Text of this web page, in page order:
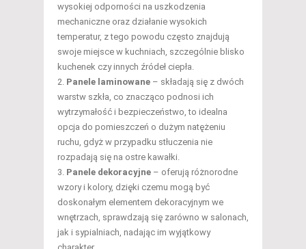
wysokiej odporności na uszkodzenia
mechaniczne oraz działanie wysokich
temperatur, z tego powodu często znajdują
swoje miejsce w kuchniach, szczególnie blisko
kuchenek czy innych źródeł ciepła.
Panele laminowane – składają się z dwóch
warstw szkła, co znacząco podnosi ich
wytrzymałość i bezpieczeństwo, to idealna
opcja do pomieszczeń o dużym natężeniu
ruchu, gdyż w przypadku stłuczenia nie
rozpadają się na ostre kawałki.
Panele dekoracyjne – oferują różnorodne
wzory i kolory, dzięki czemu mogą być
doskonałym elementem dekoracyjnym we
wnętrzach, sprawdzają się zarówno w salonach,
jak i sypialniach, nadając im wyjątkowy